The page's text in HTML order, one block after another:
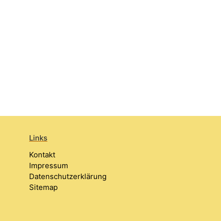
Links
Kontakt
Impressum
Datenschutzerklärung
Sitemap